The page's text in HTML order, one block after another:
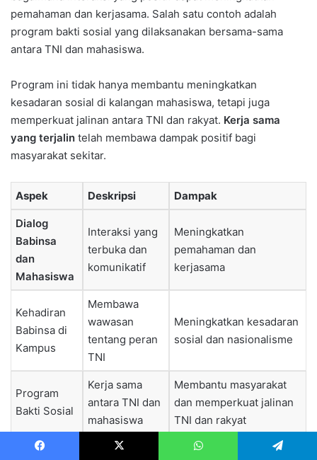
pemahaman dan kerjasama. Salah satu contoh adalah
program bakti sosial yang dilaksanakan bersama-sama
antara TNI dan mahasiswa.
Program ini tidak hanya membantu meningkatkan
kesadaran sosial di kalangan mahasiswa, tetapi juga
memperkuat jalinan antara TNI dan rakyat. Kerja sama
yang terjalin telah membawa dampak positif bagi
masyarakat sekitar.
Aspek Deskripsi Dampak
Dialog
Babinsa
dan
Mahasiswa
Interaksi yang
terbuka dan
komunikatif
Meningkatkan
pemahaman dan
kerjasama
Kehadiran
Babinsa di
Kampus
Membawa
wawasan
tentang peran
TNI
Meningkatkan kesadaran
sosial dan nasionalisme
Program
Bakti Sosial
Kerja sama
antara TNI dan
mahasiswa
Membantu masyarakat
dan memperkuat jalinan
TNI dan rakyat